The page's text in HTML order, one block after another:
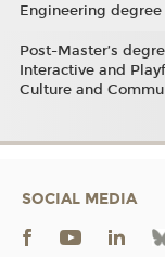
Engineering
Post-Master’s
Interactive and
Culture and
SOCIAL MEDIA